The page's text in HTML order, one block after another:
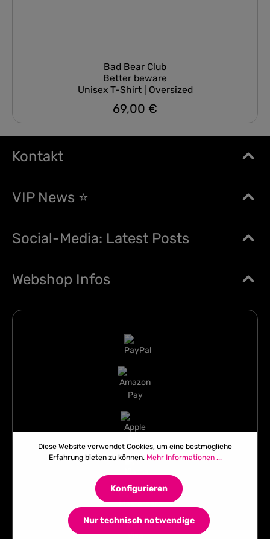
Bad Bear Club
Better beware
Unisex T-Shirt | Oversized
Regulärer Preis:
69,00 €
Kontakt
VIP News ⭐
Social-Media: Latest Posts
Webshop Infos
Diese Website verwendet Cookies, um eine bestmögliche
Erfahrung bieten zu können. Mehr Informationen ...
Nur technisch notwendige
Konfigurieren